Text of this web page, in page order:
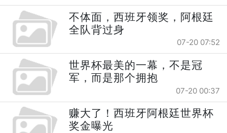
不体面，西班牙领奖，阿根廷
全队背过身
07-20 07:52
世界杯最美的一幕，不是冠
军，而是那个拥抱
07-20 00:37
赚大了！西班牙阿根廷世界杯
奖金曝光